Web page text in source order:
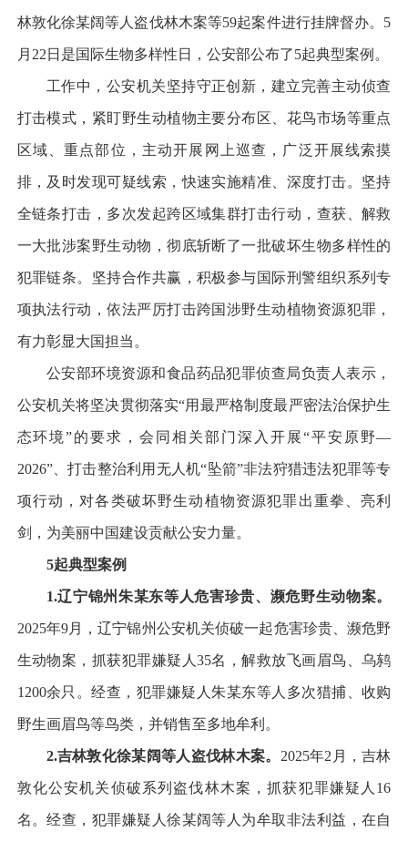
林敦化徐某阔等人盗伐林木案等59起案件进行挂牌督办。5
月22日是国际生物多样性日，公安部公布了5起典型案例。
工作中，公安机关坚持守正创新，建立完善主动侦查
打击模式，紧盯野生动植物主要分布区、花鸟市场等重点
区域、重点部位，主动开展网上巡查，广泛开展线索摸
排，及时发现可疑线索，快速实施精准、深度打击。坚持
全链条打击，多次发起跨区域集群打击行动，查获、解救
一大批涉案野生动物，彻底斩断了一批破坏生物多样性的
犯罪链条。坚持合作共赢，积极参与国际刑警组织系列专
项执法行动，依法严厉打击跨国涉野生动植物资源犯罪，
有力彰显大国担当。
公安部环境资源和食品药品犯罪侦查局负责人表示，
公安机关将坚决贯彻落实“用最严格制度最严密法治保护生
态环境”的要求，会同相关部门深入开展“平安原野—
2026”、打击整治利用无人机“坠箭”非法狩猎违法犯罪等专
项行动，对各类破坏野生动植物资源犯罪出重拳、亮利
剑，为美丽中国建设贡献公安力量。
5起典型案例
1.辽宁锦州朱某东等人危害珍贵、濒危野生动物案。
2025年9月，辽宁锦州公安机关侦破一起危害珍贵、濒危野
生动物案，抓获犯罪嫌疑人35名，解救放飞画眉鸟、乌鸫
1200余只。经查，犯罪嫌疑人朱某东等人多次猎捕、收购
野生画眉鸟等鸟类，并销售至多地牟利。
2.吉林敦化徐某阔等人盗伐林木案。 2025年2月，吉林
敦化公安机关侦破系列盗伐林木案，抓获犯罪嫌疑人16
名。经查，犯罪嫌疑人徐某阔等人为牟取非法利益，在自